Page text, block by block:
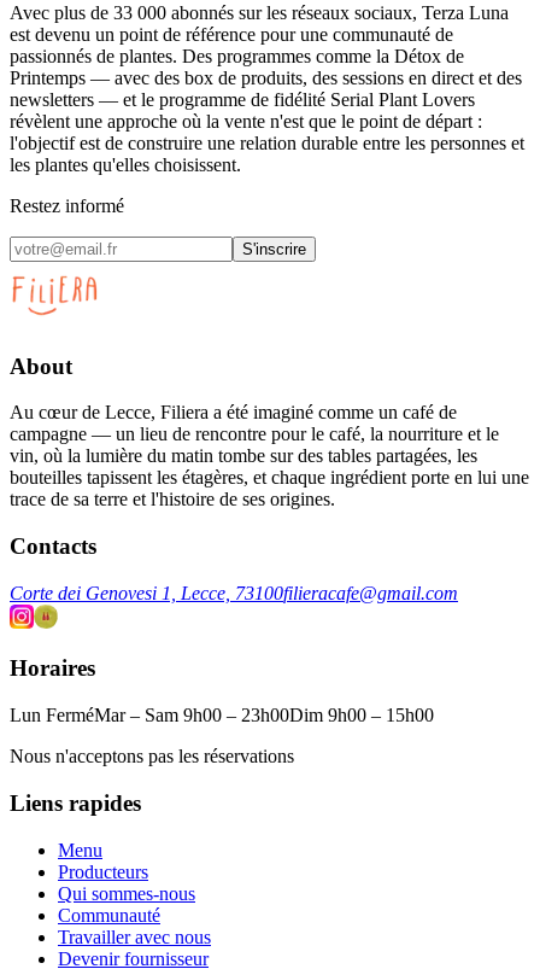
Avec plus de 33 000 abonnés sur les réseaux sociaux, Terza Luna
est devenu un point de référence pour une communauté de
passionnés de plantes. Des programmes comme la Détox de
Printemps — avec des box de produits, des sessions en direct et des
newsletters — et le programme de fidélité Serial Plant Lovers
révèlent une approche où la vente n'est que le point de départ :
l'objectif est de construire une relation durable entre les personnes et
les plantes qu'elles choisissent.
Restez informé
S'inscrire
About
Au cœur de Lecce, Filiera a été imaginé comme un café de
campagne — un lieu de rencontre pour le café, la nourriture et le
vin, où la lumière du matin tombe sur des tables partagées, les
bouteilles tapissent les étagères, et chaque ingrédient porte en lui une
trace de sa terre et l'histoire de ses origines.
Contacts
Corte dei Genovesi 1, Lecce, 73100filieracafe@gmail.com
Horaires
Lun FerméMar – Sam 9h00 – 23h00Dim 9h00 – 15h00
Nous n'acceptons pas les réservations
Liens rapides
Menu
Producteurs
Qui sommes-nous
Communauté
Travailler avec nous
Devenir fournisseur